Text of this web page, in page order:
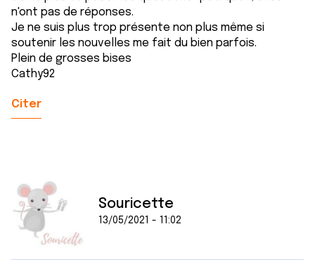
n'ont pas de réponses.
Je ne suis plus trop présente non plus même si
soutenir les nouvelles me fait du bien parfois.
Plein de grosses bises
Cathy92
Citer
Souricette
13/05/2021 - 11:02